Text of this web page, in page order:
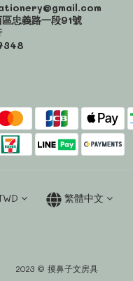
忠義路一段91號
繁體中文
2023 © 摸鼻子文房具